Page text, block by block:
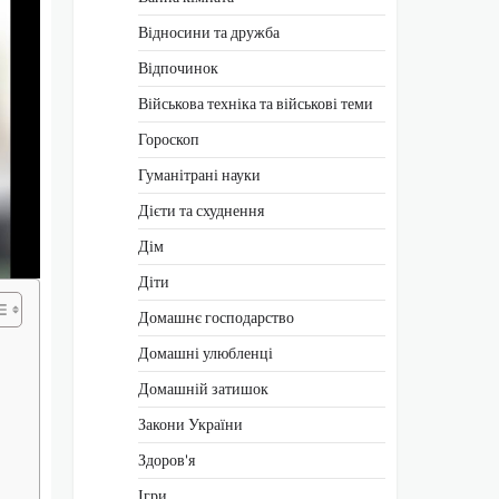
Відносини та дружба
Відпочинок
Військова техніка та військові теми
Гороскоп
Гуманітрані науки
Дієти та схуднення
Дім
Діти
Домашнє господарство
Домашні улюбленці
Домашній затишок
Закони України
Здоров'я